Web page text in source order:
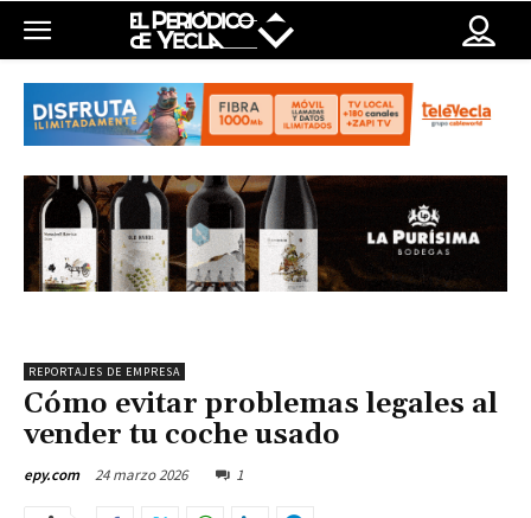
REPORTAJES DE EMPRESA
Cómo evitar problemas legales al
vender tu coche usado
epy.com 24 marzo 2026 1